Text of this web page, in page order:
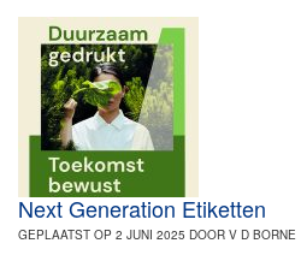
Next Generation Etiketten
GEPLAATST OP 2 JUNI 2025 DOOR V D BORNE